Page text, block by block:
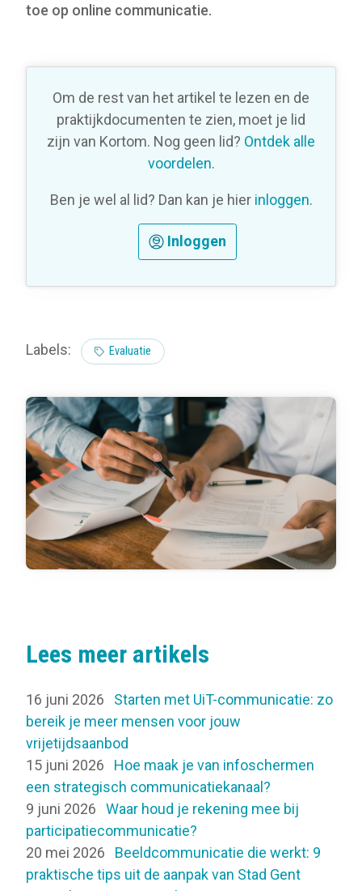
toe op online communicatie.
Om de rest van het artikel te lezen en de
praktijkdocumenten te zien, moet je lid
zijn van Kortom. Nog geen lid? Ontdek alle
voordelen.
Ben je wel al lid? Dan kan je hier inloggen.
Inloggen
Labels: Evaluatie
Lees meer artikels
16 juni 2026
Starten met UiT-communicatie: zo
bereik je meer mensen voor jouw
vrijetijdsaanbod
15 juni 2026
Hoe maak je van infoschermen
een strategisch communicatiekanaal?
9 juni 2026
Waar houd je rekening mee bij
participatiecommunicatie?
20 mei 2026
Beeldcommunicatie die werkt: 9
praktische tips uit de aanpak van Stad Gent